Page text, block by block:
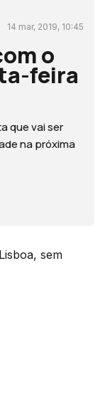
14 mar, 2019, 10:45
o
feira
que vai ser
na próxima
sem